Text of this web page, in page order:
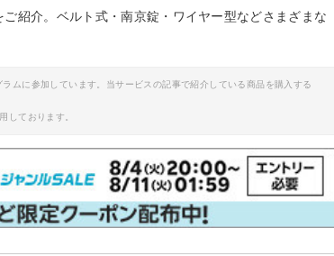
紹介。ベルト式・南京錠・ワイヤー型などさまざまな
ムに参加しています。当サービスの記事で紹介している商品を購入する
しております。